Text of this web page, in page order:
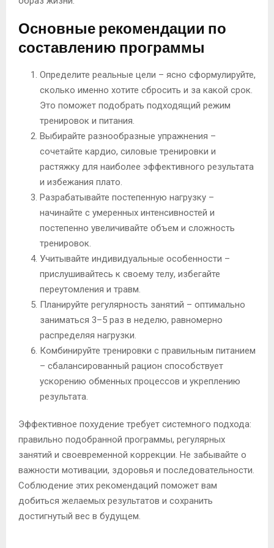
Основные рекомендации по
составлению программы
Определите реальные цели – ясно сформулируйте,
сколько именно хотите сбросить и за какой срок.
Это поможет подобрать подходящий режим
тренировок и питания.
Выбирайте разнообразные упражнения –
сочетайте кардио, силовые тренировки и
растяжку для наиболее эффективного результата
и избежания плато.
Разрабатывайте постепенную нагрузку –
начинайте с умеренных интенсивностей и
постепенно увеличивайте объем и сложность
тренировок.
Учитывайте индивидуальные особенности –
прислушивайтесь к своему телу, избегайте
переутомления и травм.
Планируйте регулярность занятий – оптимально
заниматься 3–5 раз в неделю, равномерно
распределяя нагрузки.
Комбинируйте тренировки с правильным питанием
– сбалансированный рацион способствует
ускорению обменных процессов и укреплению
результата.
Эффективное похудение требует системного подхода:
правильно подобранной программы, регулярных
занятий и своевременной коррекции. Не забывайте о
важности мотивации, здоровья и последовательности.
Соблюдение этих рекомендаций поможет вам
добиться желаемых результатов и сохранить
достигнутый вес в будущем.